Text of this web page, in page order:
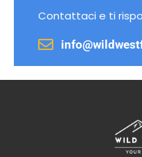
Contattaci e ti